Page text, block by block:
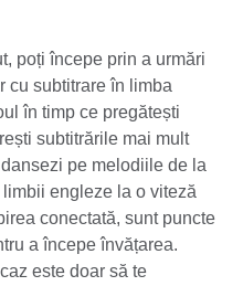
poți începe prin a urmări
cu subtitrare în limba
în timp ce pregătești
subtitrările mai mult
pe melodiile de la
engleze la o viteză
conectată, sunt puncte
a începe învățarea.
este doar să te